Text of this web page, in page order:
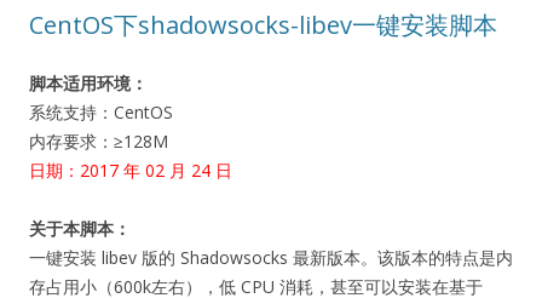
CentOS下shadowsocks-libev一键安装脚本
脚本适用环境：
系统支持：CentOS
内存要求：≥128M
日期：2017 年 02 月 24 日
关于本脚本：
一键安装 libev 版的 Shadowsocks 最新版本。该版本的特点是内
存占用小（600k左右），低 CPU 消耗，甚至可以安装在基于